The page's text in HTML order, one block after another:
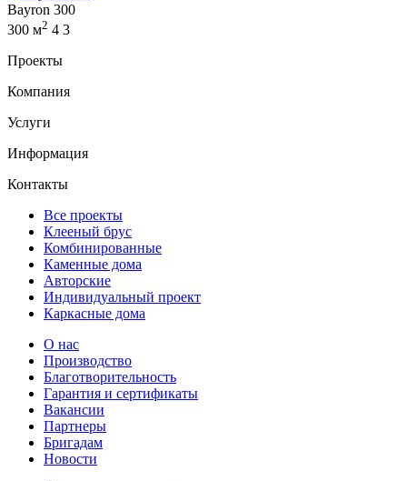
Bayron 300
300 м2 4 3
Проекты
Компания
Услуги
Информация
Контакты
Все проекты
Клееный брус
Комбинированные
Каменные дома
Авторские
Индивидуальный проект
Каркасные дома
О нас
Производство
Благотворительность
Гарантия и сертификаты
Вакансии
Партнеры
Бригадам
Новости